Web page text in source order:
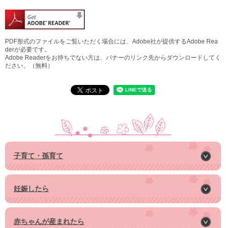
PDF形式のファイルをご覧いただく場合には、Adobe社が提供するAdobe Rea
derが必要です。
Adobe Readerをお持ちでない方は、バナーのリンク先からダウンロードしてく
ださい。（無料）
子育て・孫育て
妊娠したら
赤ちゃんが産まれたら